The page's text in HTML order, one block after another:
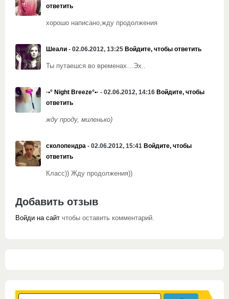
ответить
хорошо написано,жду продолжения
Шеали - 02.06.2012, 13:25 Войдите, чтобы ответить
Ты путаешся во временах…Эх..
·•° Night Breeze°•· - 02.06.2012, 14:16 Войдите, чтобы
ответить
жду проду, миленько)
сколопендра - 02.06.2012, 15:41 Войдите, чтобы
ответить
Класс)) Жду продолжения))
Добавить отзыв
Войди на сайт чтобы оставить комментарий.